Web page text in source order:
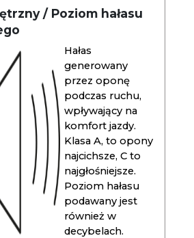
/ Poziom hałasu
Hałas
generowany
przez oponę
podczas ruchu,
wpływający na
komfort jazdy.
Klasa A, to opony
najcichsze, C to
najgłośniejsze.
Poziom hałasu
podawany jest
również w
decybelach.